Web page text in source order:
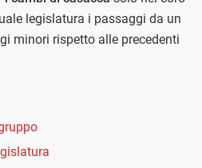
legislatura i passaggi da un
minori rispetto alle precedenti